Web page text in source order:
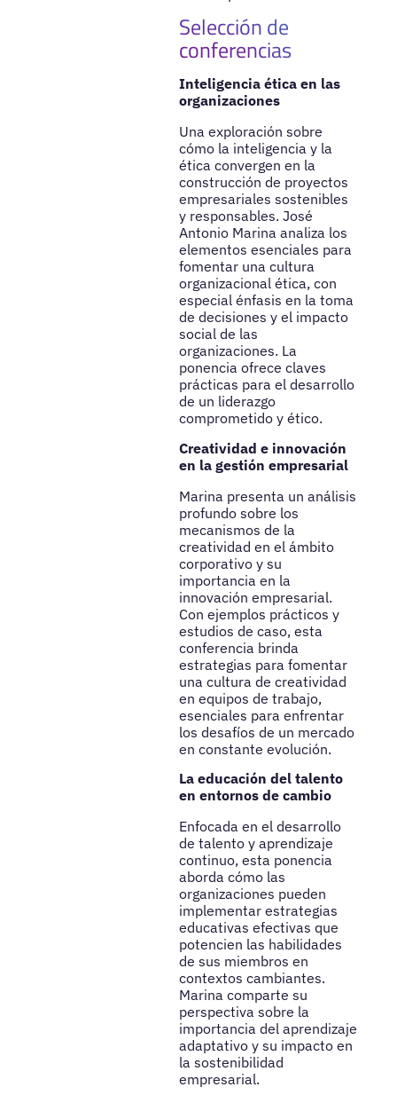
Selección de
conferencias
Inteligencia ética en las
organizaciones
Una exploración sobre
cómo la inteligencia y la
ética convergen en la
construcción de proyectos
empresariales sostenibles
y responsables. José
Antonio Marina analiza los
elementos esenciales para
fomentar una cultura
organizacional ética, con
especial énfasis en la toma
de decisiones y el impacto
social de las
organizaciones. La
ponencia ofrece claves
prácticas para el desarrollo
de un liderazgo
comprometido y ético.
Creatividad e innovación
en la gestión empresarial
Marina presenta un análisis
profundo sobre los
mecanismos de la
creatividad en el ámbito
corporativo y su
importancia en la
innovación empresarial.
Con ejemplos prácticos y
estudios de caso, esta
conferencia brinda
estrategias para fomentar
una cultura de creatividad
en equipos de trabajo,
esenciales para enfrentar
los desafíos de un mercado
en constante evolución.
La educación del talento
en entornos de cambio
Enfocada en el desarrollo
de talento y aprendizaje
continuo, esta ponencia
aborda cómo las
organizaciones pueden
implementar estrategias
educativas efectivas que
potencien las habilidades
de sus miembros en
contextos cambiantes.
Marina comparte su
perspectiva sobre la
importancia del aprendizaje
adaptativo y su impacto en
la sostenibilidad
empresarial.